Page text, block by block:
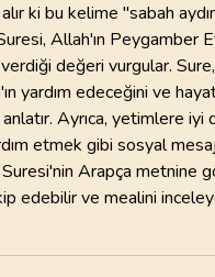
ki bu kelime "sabah
Allah'ın Peygamber
değeri vurgular. Sure,
yardım edeceğini ve
Ayrıca, yetimlere iyi
etmek gibi sosyal
Arapça metnine
edebilir ve mealini